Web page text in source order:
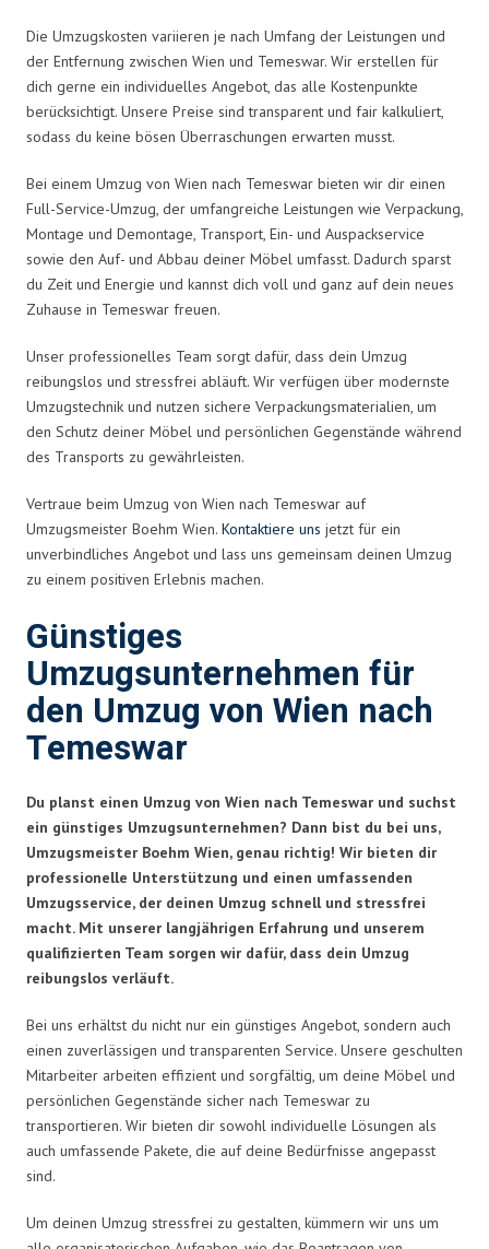
Die Umzugskosten variieren je nach Umfang der Leistungen und
der Entfernung zwischen Wien und Temeswar. Wir erstellen für
dich gerne ein individuelles Angebot, das alle Kostenpunkte
berücksichtigt. Unsere Preise sind transparent und fair kalkuliert,
sodass du keine bösen Überraschungen erwarten musst.
Bei einem Umzug von Wien nach Temeswar bieten wir dir einen
Full-Service-Umzug, der umfangreiche Leistungen wie Verpackung,
Montage und Demontage, Transport, Ein- und Auspackservice
sowie den Auf- und Abbau deiner Möbel umfasst. Dadurch sparst
du Zeit und Energie und kannst dich voll und ganz auf dein neues
Zuhause in Temeswar freuen.
Unser professionelles Team sorgt dafür, dass dein Umzug
reibungslos und stressfrei abläuft. Wir verfügen über modernste
Umzugstechnik und nutzen sichere Verpackungsmaterialien, um
den Schutz deiner Möbel und persönlichen Gegenstände während
des Transports zu gewährleisten.
Vertraue beim Umzug von Wien nach Temeswar auf
Umzugsmeister Boehm Wien. Kontaktiere uns jetzt für ein
unverbindliches Angebot und lass uns gemeinsam deinen Umzug
zu einem positiven Erlebnis machen.
Günstiges
Umzugsunternehmen für
den Umzug von Wien nach
Temeswar
Du planst einen Umzug von Wien nach Temeswar und suchst
ein günstiges Umzugsunternehmen? Dann bist du bei uns,
Umzugsmeister Boehm Wien, genau richtig! Wir bieten dir
professionelle Unterstützung und einen umfassenden
Umzugsservice, der deinen Umzug schnell und stressfrei
macht. Mit unserer langjährigen Erfahrung und unserem
qualifizierten Team sorgen wir dafür, dass dein Umzug
reibungslos verläuft.
Bei uns erhältst du nicht nur ein günstiges Angebot, sondern auch
einen zuverlässigen und transparenten Service. Unsere geschulten
Mitarbeiter arbeiten effizient und sorgfältig, um deine Möbel und
persönlichen Gegenstände sicher nach Temeswar zu
transportieren. Wir bieten dir sowohl individuelle Lösungen als
auch umfassende Pakete, die auf deine Bedürfnisse angepasst
sind.
Um deinen Umzug stressfrei zu gestalten, kümmern wir uns um